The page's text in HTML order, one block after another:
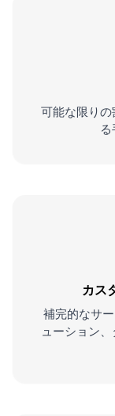
可能な限り
カス
補完的なサ
ューション